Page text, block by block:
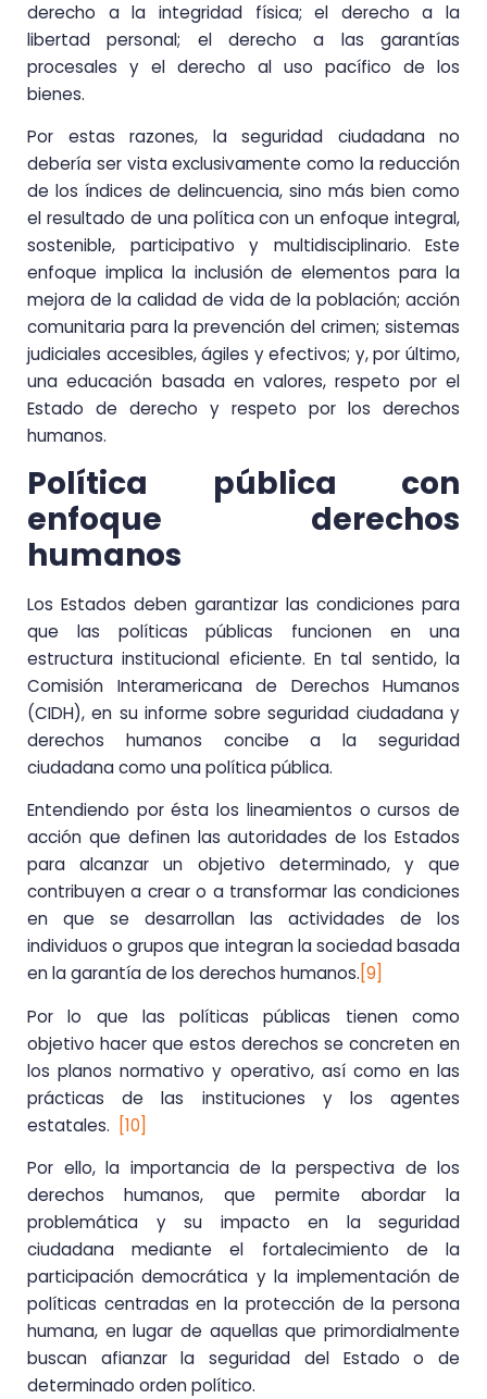
derecho a la integridad física; el derecho a la
libertad personal; el derecho a las garantías
procesales y el derecho al uso pacífico de los
bienes.
Por estas razones, la seguridad ciudadana no
debería ser vista exclusivamente como la reducción
de los índices de delincuencia, sino más bien como
el resultado de una política con un enfoque integral,
sostenible, participativo y multidisciplinario. Este
enfoque implica la inclusión de elementos para la
mejora de la calidad de vida de la población; acción
comunitaria para la prevención del crimen; sistemas
judiciales accesibles, ágiles y efectivos; y, por último,
una educación basada en valores, respeto por el
Estado de derecho y respeto por los derechos
humanos.
Política pública con
enfoque derechos
humanos
Los Estados deben garantizar las condiciones para
que las políticas públicas funcionen en una
estructura institucional eficiente. En tal sentido, la
Comisión Interamericana de Derechos Humanos
(CIDH), en su informe sobre seguridad ciudadana y
derechos humanos concibe a la seguridad
ciudadana como una política pública.
Entendiendo por ésta los lineamientos o cursos de
acción que definen las autoridades de los Estados
para alcanzar un objetivo determinado, y que
contribuyen a crear o a transformar las condiciones
en que se desarrollan las actividades de los
individuos o grupos que integran la sociedad basada
en la garantía de los derechos humanos. [9]
Por lo que las políticas públicas tienen como
objetivo hacer que estos derechos se concreten en
los planos normativo y operativo, así como en las
prácticas de las instituciones y los agentes
estatales. [10]
Por ello, la importancia de la perspectiva de los
derechos humanos, que permite abordar la
problemática y su impacto en la seguridad
ciudadana mediante el fortalecimiento de la
participación democrática y la implementación de
políticas centradas en la protección de la persona
humana, en lugar de aquellas que primordialmente
buscan afianzar la seguridad del Estado o de
determinado orden político.